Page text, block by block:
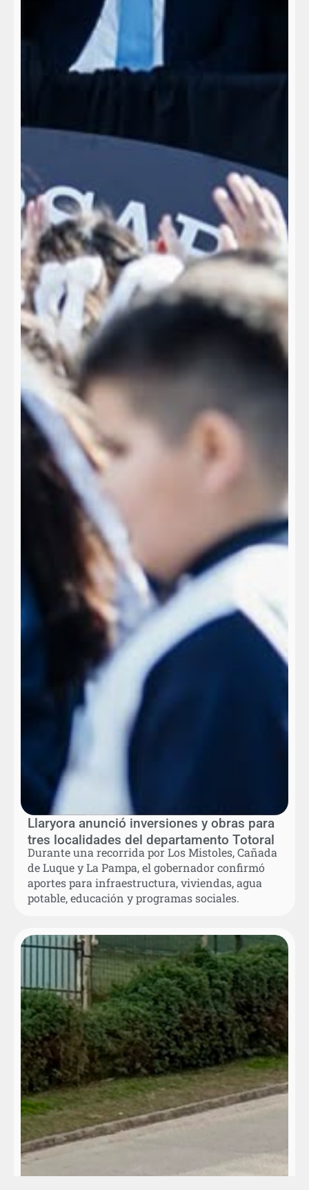
Llaryora anunció inversiones y obras para
tres localidades del departamento Totoral
Durante una recorrida por Los Mistoles, Cañada
de Luque y La Pampa, el gobernador confirmó
aportes para infraestructura, viviendas, agua
potable, educación y programas sociales.